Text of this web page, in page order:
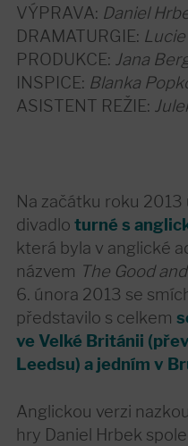
VÝPRAVA: Daniel
DRAMATURGIE:
PRODUKCE: Jana
INSPICE: Blanka
ASISTENT REŽIE:
Na začátku roku
divadloturné s
která byla v anglické
názvem The Good
6. února 2013 se
představilo s celkem
ve Velké Británii
Leedsu) a jedním v
Anglickou verzi
hry Daniel Hrbek